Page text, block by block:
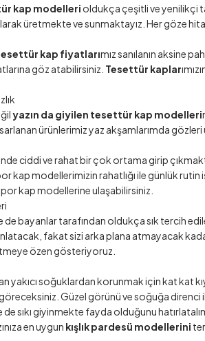
kap modelleri oldukça çeşitli ve yenilikçi
üretmekte ve sunmaktayız. Her göze
kap fiyatlarımız sanılanın aksine
göz atabilirsiniz. Tesettür kaplar
yazın da giyilen tesettür kap modelleri
ürünlerimiz yaz akşamlarımda
ciddi ve rahat bir çok ortama girip
modellerimizin rahatlığı ile günlük rutin
kap modellerine ulaşabilirsiniz.
de bayanlar tarafından oldukça sık tercih
fakat sizi arka plana atmayacak
özen gösteriyoruz.
yakıcı soğuklardan korunmak için kat
göreceksiniz. Güzel görünü ve soğuğa direnci
sıkı giyinmekte fayda olduğunu
en uygun kışlık pardesü modellerini